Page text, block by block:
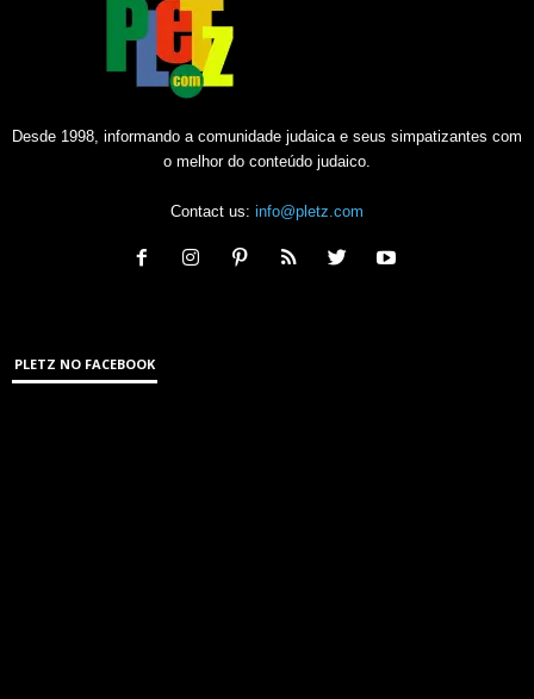
Desde 1998, informando a comunidade judaica e seus simpatizantes com
o melhor do conteúdo judaico.
Contact us: info@pletz.com
PLETZ NO FACEBOOK